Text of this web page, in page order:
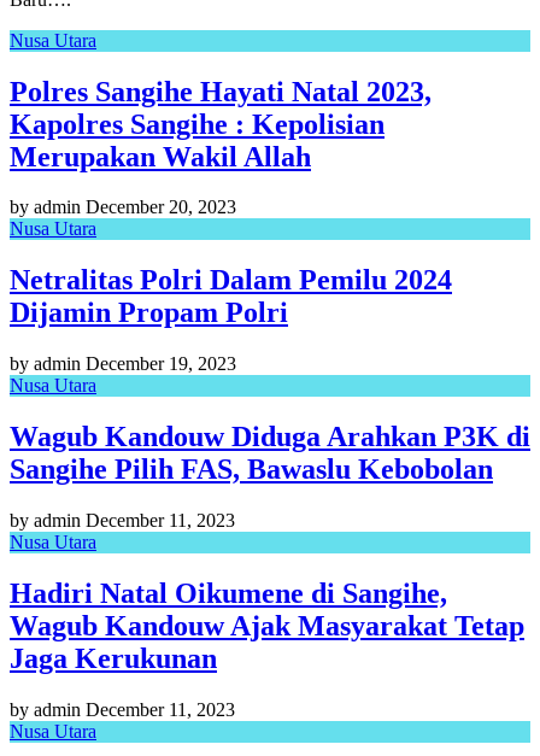
Nusa Utara
Polres Sangihe Hayati Natal 2023,
Kapolres Sangihe : Kepolisian
Merupakan Wakil Allah
by admin December 20, 2023
Nusa Utara
Netralitas Polri Dalam Pemilu 2024
Dijamin Propam Polri
by admin December 19, 2023
Nusa Utara
Wagub Kandouw Diduga Arahkan P3K di
Sangihe Pilih FAS, Bawaslu Kebobolan
by admin December 11, 2023
Nusa Utara
Hadiri Natal Oikumene di Sangihe,
Wagub Kandouw Ajak Masyarakat Tetap
Jaga Kerukunan
by admin December 11, 2023
Nusa Utara